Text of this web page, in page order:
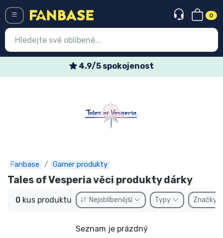
0
4.9/5 spokojenost
Fanbase Gamer produkty
Tales of Vesperia věci produkty dárky
0 kus produktu Nejoblíbenější Typy Značky
Seznam je prázdný
Nejnovější věci
Expresní doručení
Předobjednat
Outlet produkty
Doprava a platba